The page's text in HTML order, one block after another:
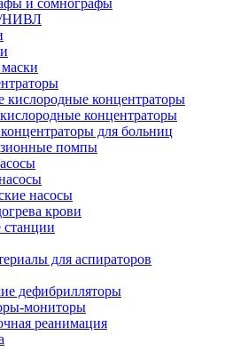
и сомнографы
НИВЛ
кислородные концентраторы
концентраторы
для больниц
помпы
насосы
крови
для аспираторов
дефибрилляторы
мониторы
реанимация